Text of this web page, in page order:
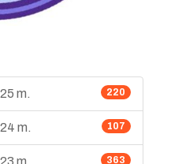
220
m.
107
m.
363